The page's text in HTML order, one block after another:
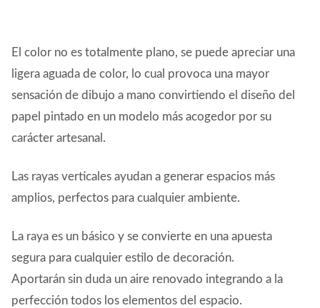
El color no es totalmente plano, se puede apreciar una
ligera aguada de color, lo cual provoca una mayor
sensación de dibujo a mano convirtiendo el diseño del
papel pintado en un modelo más acogedor por su
carácter artesanal.
Las rayas verticales ayudan a generar espacios más
amplios, perfectos para cualquier ambiente.
La raya es un básico y se convierte en una apuesta
segura para cualquier estilo de decoración.
Aportarán sin duda un aire renovado integrando a la
perfección todos los elementos del espacio.